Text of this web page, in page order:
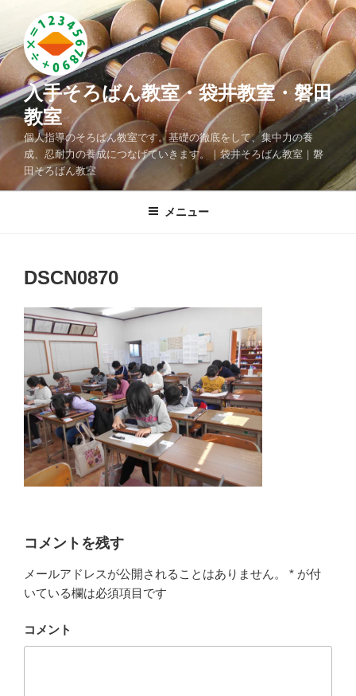
テ
ン
ツ
へ
ス
ッ
入手そろばん教室・袋井教室・磐田
教室
個人指導のそろばん教室です。基礎の徹底をして、集中力の養
成、忍耐力の養成につなげていきます。｜袋井そろばん教室｜磐
田そろばん教室
メニュー
DSCN0870
コメントを残す
メールアドレスが公開されることはありません。 * が付
いている欄は必須項目です
コメント